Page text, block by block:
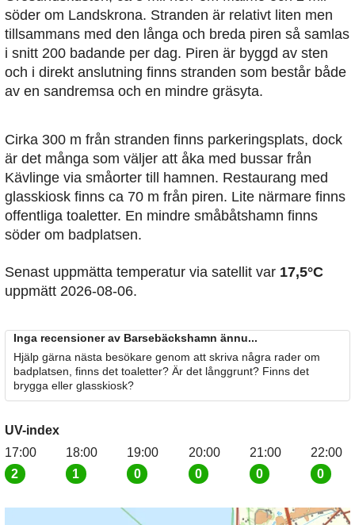
söder om Landskrona. Stranden är relativt liten men
tillsammans med den långa och breda piren så samlas
i snitt 200 badande per dag. Piren är byggd av sten
och i direkt anslutning finns stranden som består både
av en sandremsa och en mindre gräsyta.
Cirka 300 m från stranden finns parkeringsplats, dock
är det många som väljer att åka med bussar från
Kävlinge via småorter till hamnen. Restaurang med
glasskiosk finns ca 70 m från piren. Lite närmare finns
offentliga toaletter. En mindre småbåtshamn finns
söder om badplatsen.
Senast uppmätta temperatur via satellit var 17,5°C
uppmätt 2026-08-06.
Inga recensioner av Barsebäckshamn ännu...
Hjälp gärna nästa besökare genom att skriva några rader om
badplatsen, finns det toaletter? Är det långgrunt? Finns det
brygga eller glasskiosk?
UV-index
17:00
2
18:00
1
19:00
0
20:00
0
21:00
0
22:00
0